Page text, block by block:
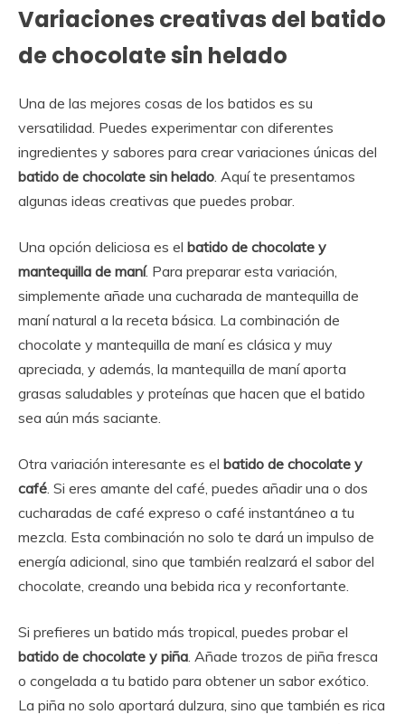
Variaciones creativas del batido
de chocolate sin helado
Una de las mejores cosas de los batidos es su
versatilidad. Puedes experimentar con diferentes
ingredientes y sabores para crear variaciones únicas del
batido de chocolate sin helado. Aquí te presentamos
algunas ideas creativas que puedes probar.
Una opción deliciosa es el batido de chocolate y
mantequilla de maní. Para preparar esta variación,
simplemente añade una cucharada de mantequilla de
maní natural a la receta básica. La combinación de
chocolate y mantequilla de maní es clásica y muy
apreciada, y además, la mantequilla de maní aporta
grasas saludables y proteínas que hacen que el batido
sea aún más saciante.
Otra variación interesante es el batido de chocolate y
café. Si eres amante del café, puedes añadir una o dos
cucharadas de café expreso o café instantáneo a tu
mezcla. Esta combinación no solo te dará un impulso de
energía adicional, sino que también realzará el sabor del
chocolate, creando una bebida rica y reconfortante.
Si prefieres un batido más tropical, puedes probar el
batido de chocolate y piña. Añade trozos de piña fresca
o congelada a tu batido para obtener un sabor exótico.
La piña no solo aportará dulzura, sino que también es rica